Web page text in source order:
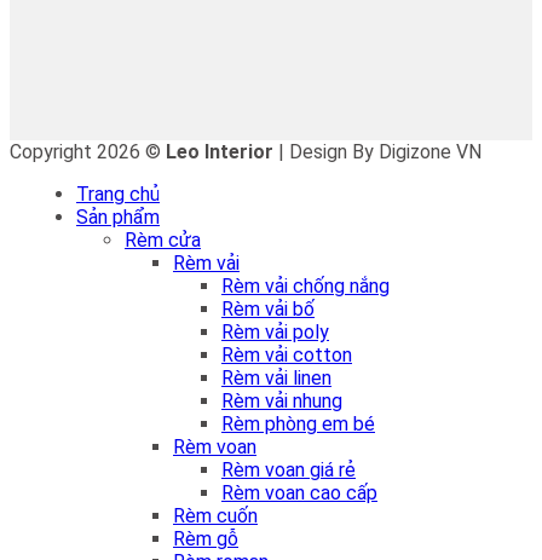
Copyright 2026 © Leo Interior | Design By Digizone VN
Trang chủ
Sản phẩm
Rèm cửa
Rèm vải
Rèm vải chống nắng
Rèm vải bố
Rèm vải poly
Rèm vải cotton
Rèm vải linen
Rèm vải nhung
Rèm phòng em bé
Rèm voan
Rèm voan giá rẻ
Rèm voan cao cấp
Rèm cuốn
Rèm gỗ